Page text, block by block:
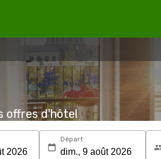
offres d'hôtel
Départ